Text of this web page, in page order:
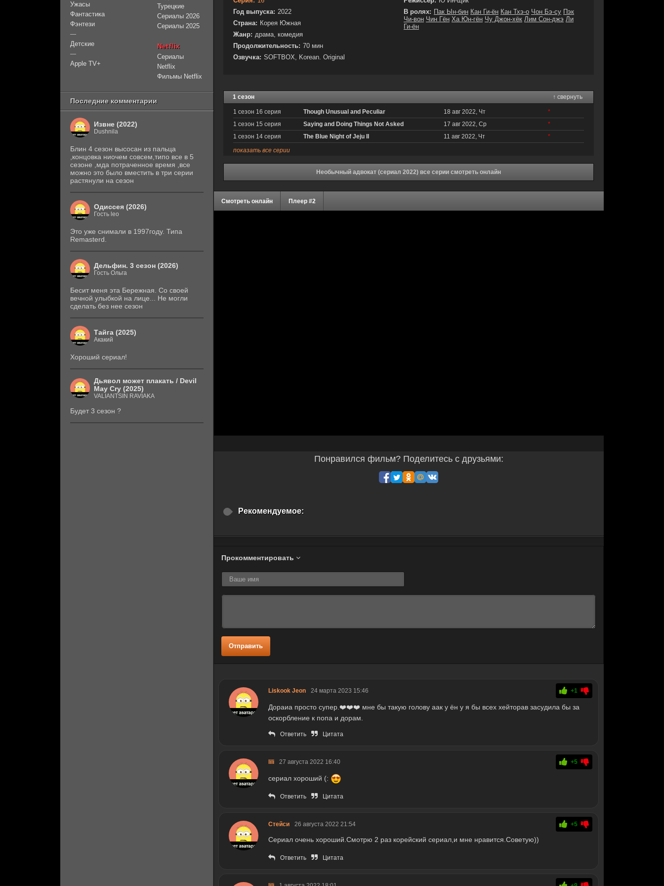
Год выпуска: 2022
Страна: Корея Южная
Жанр: драма, комедия
Продолжительность: 70 мин
Озвучка: SOFTBOX, Korean. Original
В ролях: Пак Ын-бин Кан Ги-ён Кан Тхэ-о Чон Бэ-су Пэк
Чи-вон Чин Гён Ха Юн-гён Чу Джон-хёк Лим Сон-джэ Ли
Ги-ён
1 сезон ↑ свернуть
1 сезон 16 серия Though Unusual and Peculiar 18 авг 2022, Чт
*
1 сезон 15 серия
Saying and Doing Things Not Asked 17 авг 2022, Ср
*
1 сезон 14 серия
The Blue Night of Jeju II 11 авг 2022, Чт
*
показать все серии
Необычный адвокат (сериал 2022) все серии смотреть онлайн
Смотреть онлайн Плеер #2
Понравился фильм? Поделитесь с друзьями:
Рекомендуемое:
Прокомментировать
Отправить
Liskook Jeon 24 марта 2023 15:46 +1
Дораиа просто супер.❤️❤️❤️ мне бы такую голову аак у ён у я бы всех хейторав засудила бы за
оскорбление к попа и дорам.
Ответить Цитата
lili 27 августа 2022 16:40 +5
сериал хороший (:
Ответить Цитата
Стейси 26 августа 2022 21:54 +5
Сериал очень хороший.Смотрю 2 раз корейский сериал,и мне нравится.Советую))
Ответить Цитата
Ужасы
Фантастика
Фэнтези
—
Детские
—
Apple TV+
Турецкие
Сериалы 2026
Сериалы 2025
Netflix
Сериалы
Netflix
Фильмы Netflix
Последние комментарии
Извне (2022)
Dushnila
Блин 4 сезон высосан из пальца
,концовка ниочем совсем,типо все в 5
сезоне ,мда потраченное время ,все
можно это было вместить в три серии
растянули на сезон
Одиссея (2026)
Гость leo
Это уже снимали в 1997году. Типа
Remasterd.
Дельфин. 3 сезон (2026)
Гость Ольга
Бесит меня эта Бережная. Со своей
вечной улыбкой на лице... Не могли
сделать без нее сезон
Тайга (2025)
Акакий
Хороший сериал!
Дьявол может плакать / Devil
May Cry (2025)
VALIANTSIN RAVIAKA
Будет 3 сезон ?